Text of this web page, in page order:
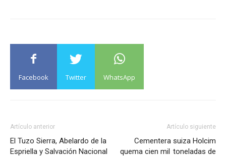
Facebook Twitter WhatsApp
Artículo anterior
El Tuzo Sierra, Abelardo de la
Espriella y Salvación Nacional
Artículo siguiente
Cementera suiza Holcim
quema cien mil toneladas de